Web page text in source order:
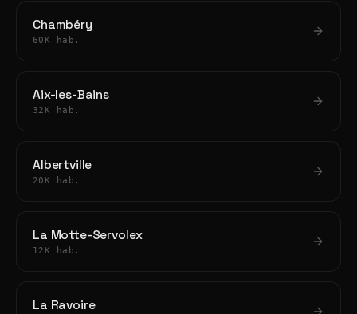
Chambéry
60K hab.
Aix-les-Bains
32K hab.
Albertville
20K hab.
La Motte-Servolex
12K hab.
La Ravoire